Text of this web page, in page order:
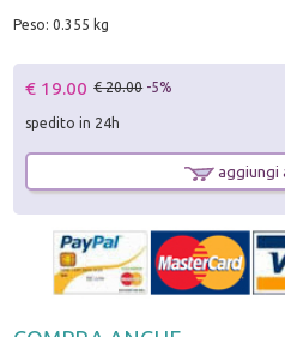
Peso: 0.355 kg
€ 19.00 € 20.00 -5%
spedito in 24h
aggiungi